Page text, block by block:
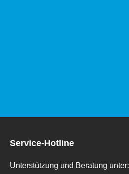
Service-Hotline
Unterstützung und Beratung unter: